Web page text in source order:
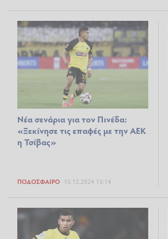
Νέα σενάρια για τον Πινέδα:
«Ξεκίνησε τις επαφές με την ΑΕΚ
η Τσίβας»
ΠΟΔΌΣΦΑΙΡΟ 10.12.2024 15:14